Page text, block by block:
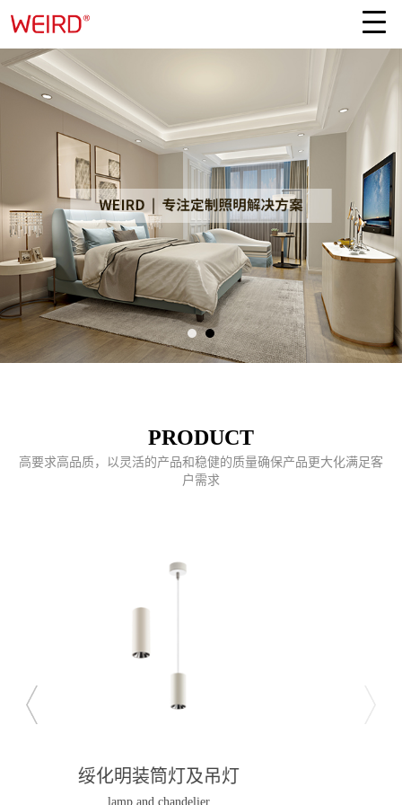
PRODUCT
高要求高品质，以灵活的产品和稳健的质量确保产品更大化满足客
户需求
绥化磁吸导轨灯
Magnetic guide light